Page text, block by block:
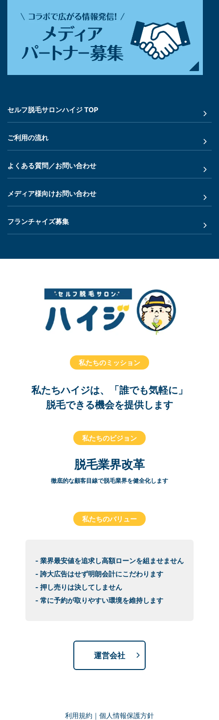
セルフ脱毛サロンハイジ TOP
ご利用の流れ
よくある質問／お問い合わせ
メディア様向けお問い合わせ
フランチャイズ募集
私たちのミッション
私たちハイジは、「誰でも気軽に」
脱毛できる機会を提供します
私たちのビジョン
脱毛業界改革
徹底的な顧客目線で脱毛業界を健全化します
私たちのバリュー
- 業界最安値を追求し高額ローンを組ませません
- 誇大広告はせず明朗会計にこだわります
- 押し売りは決してしません
- 常に予約が取りやすい環境を維持します
運営会社
利用規約 ｜ 個人情報保護方針